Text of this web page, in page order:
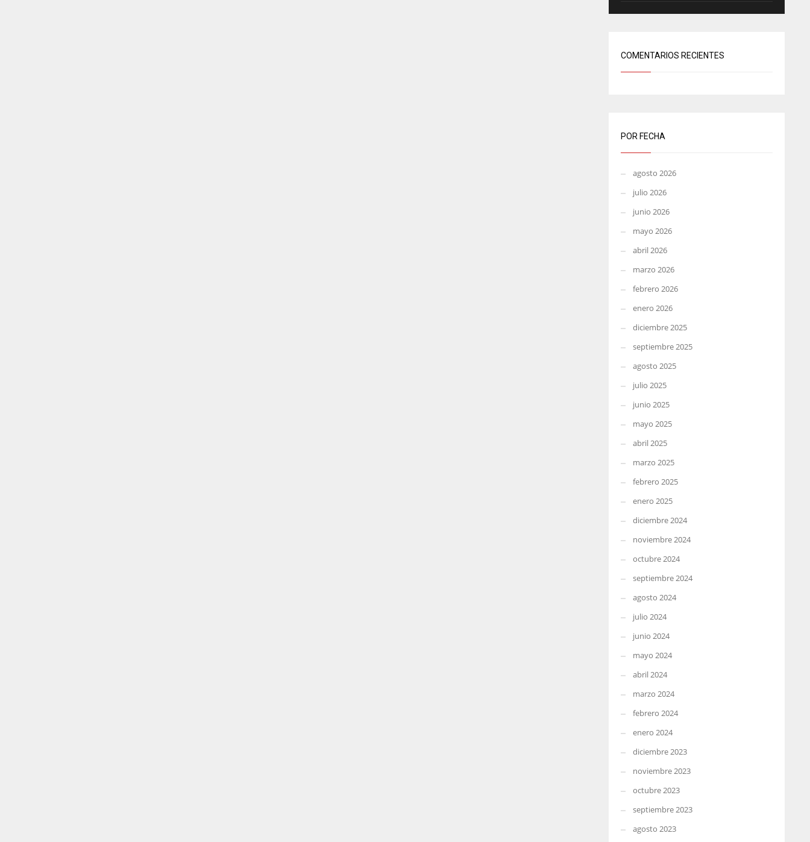
COMENTARIOS RECIENTES
POR FECHA
agosto 2026
julio 2026
junio 2026
mayo 2026
abril 2026
marzo 2026
febrero 2026
enero 2026
diciembre 2025
septiembre 2025
agosto 2025
julio 2025
junio 2025
mayo 2025
abril 2025
marzo 2025
febrero 2025
enero 2025
diciembre 2024
noviembre 2024
octubre 2024
septiembre 2024
agosto 2024
julio 2024
junio 2024
mayo 2024
abril 2024
marzo 2024
febrero 2024
enero 2024
diciembre 2023
noviembre 2023
octubre 2023
septiembre 2023
agosto 2023